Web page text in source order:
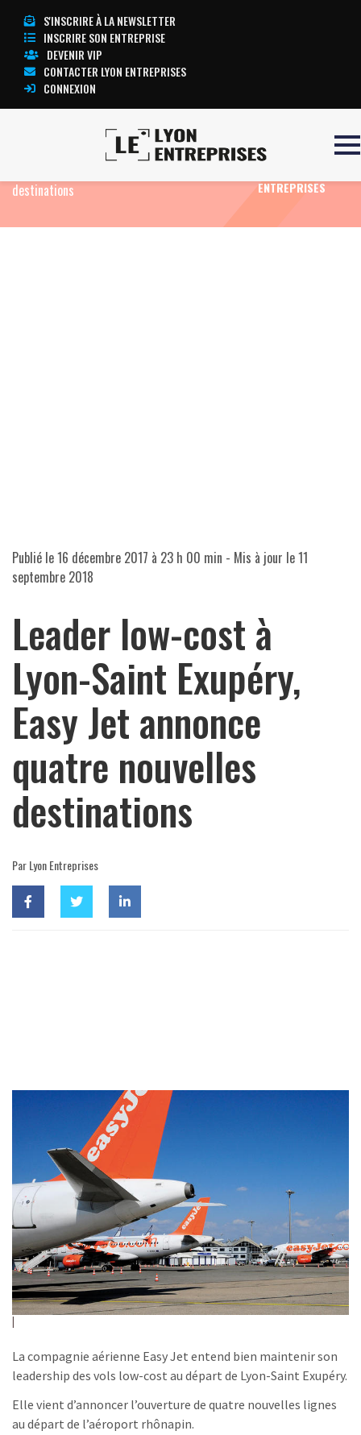
S'INSCRIRE À LA NEWSLETTER
INSCRIRE SON ENTREPRISE
DEVENIR VIP
CONTACTER LYON ENTREPRISES
CONNEXION
Leader low-cost à Lyon-
destinations
TOUTE
ENTREPRISES
Publié le16 décembre 2017 à 23 h 00 min - Mis à jour le11
septembre 2018
Leader low-cost à
Lyon-Saint Exupéry,
Easy Jet annonce
quatre nouvelles
destinations
Par Lyon Entreprises
La compagnie aérienne Easy Jet entend bien maintenir son
leadership des vols low-cost au départ de Lyon-Saint Exupéry.
Elle vient d’annoncer l’ouverture de quatre nouvelles lignes
au départ de l’aéroport rhônapin.